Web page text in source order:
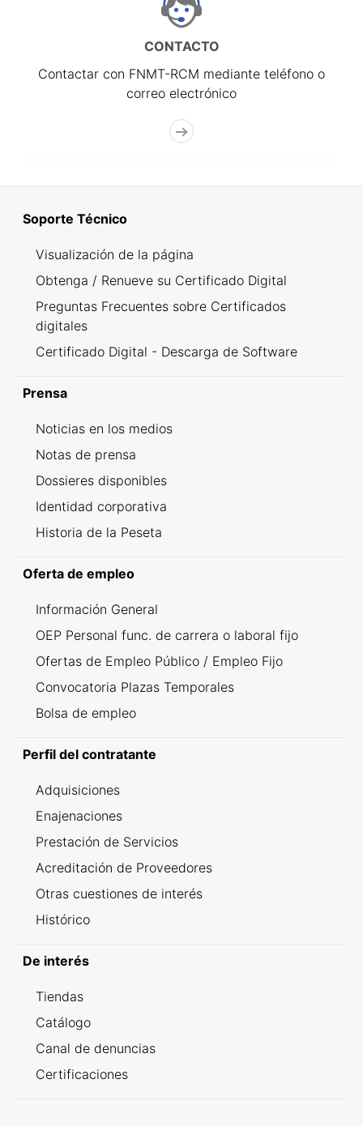
CONTACTO
Contactar con FNMT-RCM mediante teléfono o
correo electrónico
Soporte Técnico
Visualización de la página
Obtenga / Renueve su Certificado Digital
Preguntas Frecuentes sobre Certificados
digitales
Certificado Digital - Descarga de Software
Prensa
Noticias en los medios
Notas de prensa
Dossieres disponibles
Identidad corporativa
Historia de la Peseta
Oferta de empleo
Información General
OEP Personal func. de carrera o laboral fijo
Ofertas de Empleo Público / Empleo Fijo
Convocatoria Plazas Temporales
Bolsa de empleo
Perfil del contratante
Adquisiciones
Enajenaciones
Prestación de Servicios
Acreditación de Proveedores
Otras cuestiones de interés
Histórico
De interés
Tiendas
Catálogo
Canal de denuncias
Certificaciones